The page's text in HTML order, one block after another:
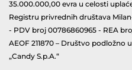
35.000.000,00 evra u celosti
Registru privrednih društava
- PDV broj 00786860965 - REA
AEOF 211870 – Društvo
„Candy S.p.A.“